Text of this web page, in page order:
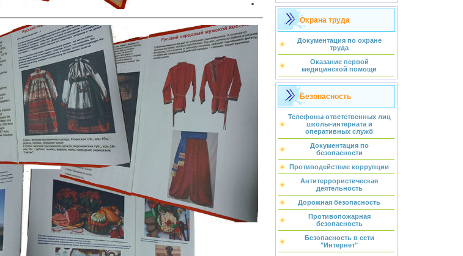
Охрана труда
Документация по охране
труда
Оказание первой
медицинской помощи
Безопасность
Телефоны ответственных лиц
школы-интерната и
оперативных служб
Документация по
безопасности
Противодействие коррупции
Антитеррористическая
деятельность
Дорожная безопасность
Противопожарная
безопасность
Безопасность в сети
"Интернет"